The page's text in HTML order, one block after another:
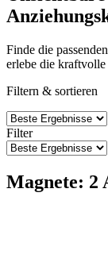
Finde die
erlebe die
Filtern & sortieren
Filter
Magnete: 2